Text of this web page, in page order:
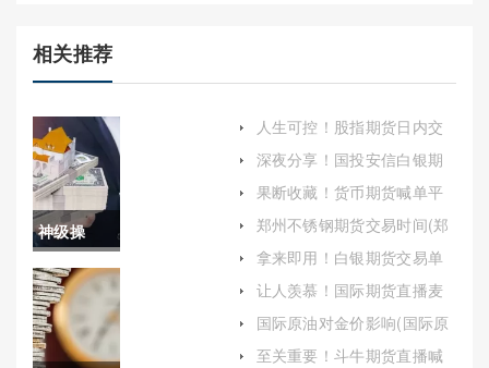
相关推荐
神级操
作！纳指
期货指数
如何开户
人生可控！股指期货日内交
易：策略、风险与实战技巧
深夜分享！国投安信白银期
货手续费（帮助投资者更好
地进行决策）
果断收藏！货币期货喊单平
台：金融交易的新趋势与风
险解析
郑州不锈钢期货交易时间(郑
州不锈钢价格)
拿来即用！白银期货交易单
位(白银期货交易单位详解)
让人羡慕！国际期货直播麦
上喊单：揭秘真相与风险
国际原油对金价影响(国际原
油对金价影响大吗)
至关重要！斗牛期货直播喊